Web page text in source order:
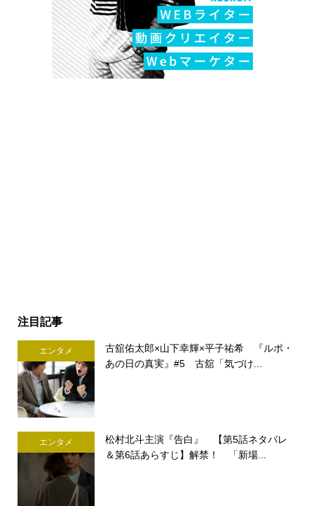
注目記事
エンタメ
古舘佑太郎×山下幸輝×平子祐希 『ルポ・
あの日の真実』#5 古舘「気づけ...
エンタメ
松村北斗主演『告白』 【第5話ネタバレ
＆第6話あらすじ】解禁！ 「新場...